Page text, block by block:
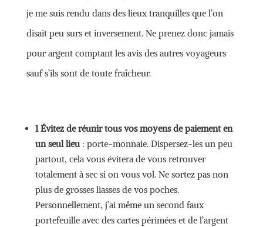
je me suis rendu dans des lieux tranquilles que l’on
disait peu surs et inversement. Ne prenez donc jamais
pour argent comptant les avis des autres voyageurs
sauf s’ils sont de toute fraîcheur.
1 Évitez de réunir tous vos moyens de paiement en
un seul lieu: porte-monnaie. Dispersez-les un peu
partout, cela vous évitera de vous retrouver
totalement à sec si on vous vol. Ne sortez pas non
plus de grosses liasses de vos poches.
Personnellement, j’ai même un second faux
portefeuille avec des cartes périmées et de l’argent